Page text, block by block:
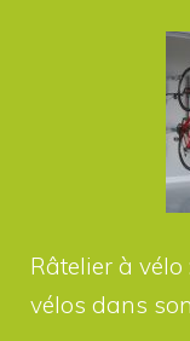
Râtelier à
vélos dans